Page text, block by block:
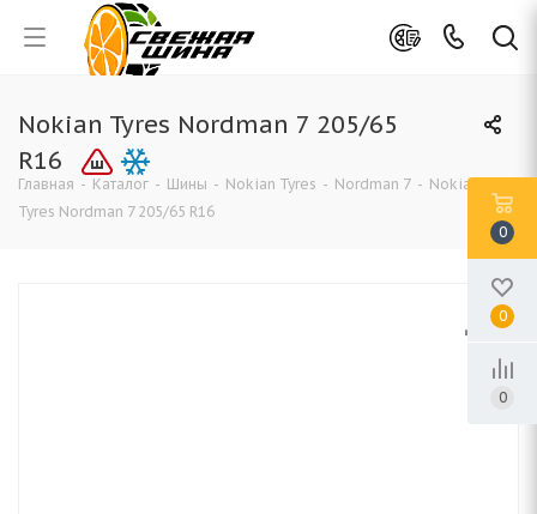
Nokian Tyres Nordman 7 205/65
R16
Главная - Каталог - Шины - Nokian Tyres - Nordman 7 - Nokian
Tyres Nordman 7 205/65 R16
0
0
0